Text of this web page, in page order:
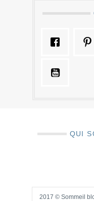
QUI
2017 © Sommeil